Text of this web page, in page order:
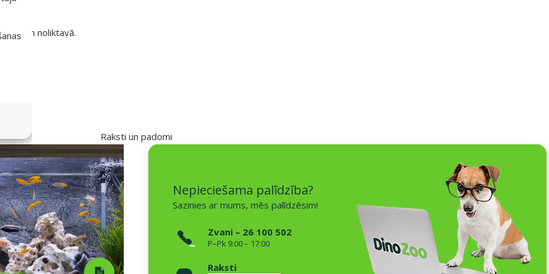
noliktavā.
Raksti un padomi
Nepieciešama palīdzība?
Sazinies ar mums, mēs palīdzēsim!
Zvani – 26 100 502
P–Pk 9:00 – 17:00
Raksti